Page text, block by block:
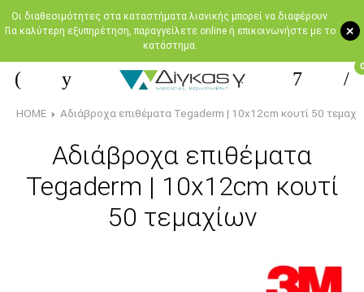
+
Oι διαθεσιμότητες στα καταστήματα λιανικής μπορεί να διαφέρουν.
Για καλύτερη εξυπηρέτηση, παραγγείλετε online ή επικοινωνήστε με το
κατάστημα.
0
HOME Αδιάβροχα επιθέματα Tegaderm | 10x12cm κουτί 50
Αδιάβροχα επιθέματα
Tegaderm | 10x12cm κουτί
50 τεμαχίων